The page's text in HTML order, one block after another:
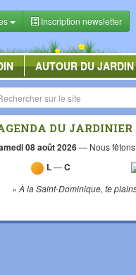
Inscription newsletter
AUTOUR DU JARDIN
DU JARDINIER
08 août 2026— Nous
L—C
« À la Saint-Dominique, te